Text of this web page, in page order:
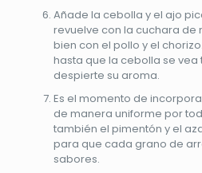
Añade la cebolla y el ajo
revuelve con la cuchara
bien con el pollo y el
hasta que la cebolla se vea
despierte su aroma.
Es el momento de
de manera uniforme por
también el pimentón y el
para que cada grano de
sabores.